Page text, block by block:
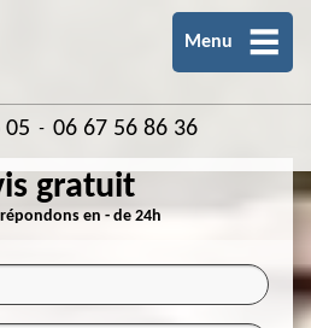
Menu
05 - 06 67 56 86 36
gratuit
en - de 24h